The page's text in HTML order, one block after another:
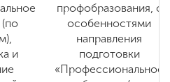
и
профобразования, с
особенностями
направления
подготовки
«Профессиональное